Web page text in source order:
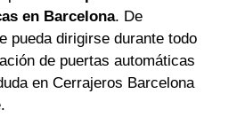
en Barcelona. De
pueda dirigirse durante todo
de puertas automáticas
en Cerrajeros Barcelona